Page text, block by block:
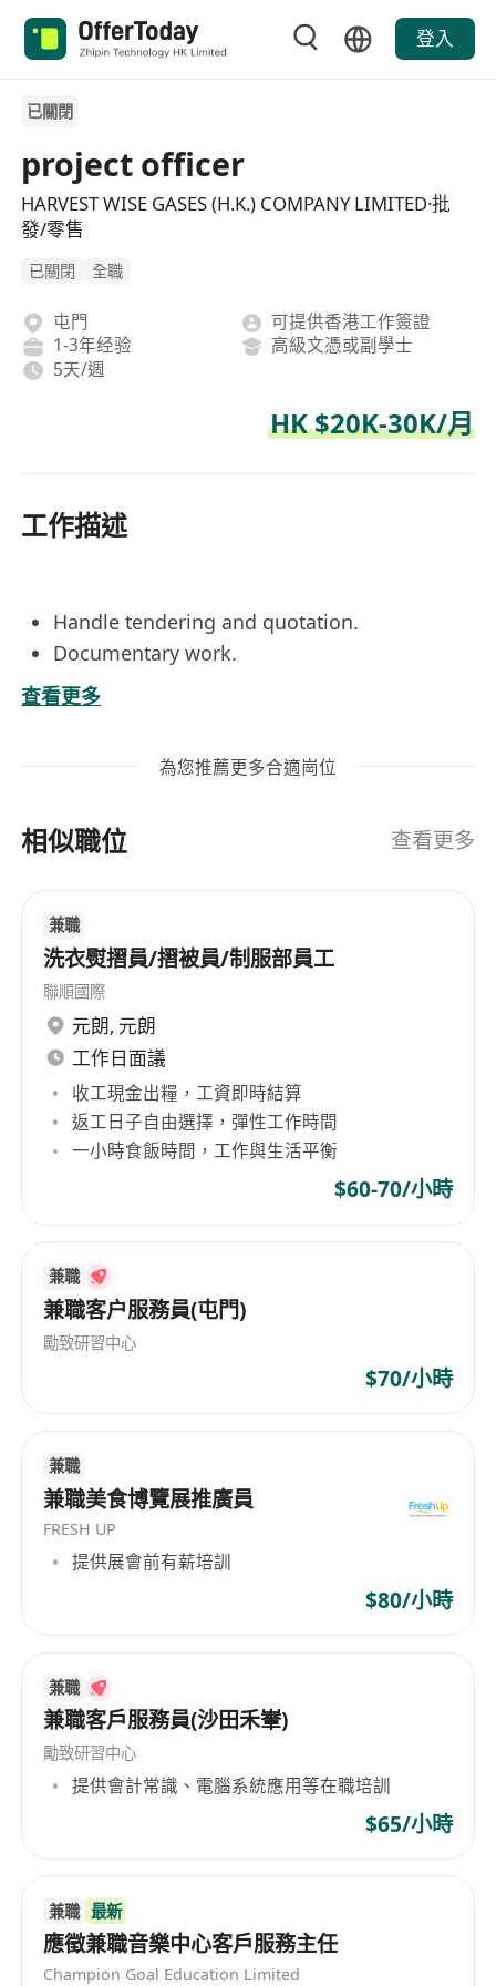
登入
已關閉
project officer
HARVEST WISE GASES (H.K.) COMPANY LIMITED·批
發/零售
已關閉 全職
屯門
可提供香港工作簽證
1-3年经验
高級文憑或副學士
5天/週
HK $20K-30K/月
工作描述
Handle tendering and quotation.
Documentary work.
Assist the seniors.
Degree holder in any discipline, preferably in
Minimum 1 year relevant experience.
Good command of written and spoken
advantage.
查看更多
為您推薦更多合適崗位
相似職位 查看更多
兼職
洗衣熨摺員/摺被員/制服部員工
聯順國際
元朗, 元朗
工作日面議
收工現金出糧，工資即時結算
返工日子自由選擇，彈性工作時間
一小時食飯時間，工作與生活平衡
$60-70/小時
兼職
兼職客户服務員(屯門)
勵致研習中心
$70/小時
兼職
兼職美食博覽展推廣員
FRESH UP
提供展會前有薪培訓
$80/小時
兼職
兼職客戶服務員(沙田禾輋)
勵致研習中心
提供會計常識、電腦系統應用等在職培訓
$65/小時
兼職 最新
應徵兼職音樂中心客戶服務主任
Champion Goal Education Limited